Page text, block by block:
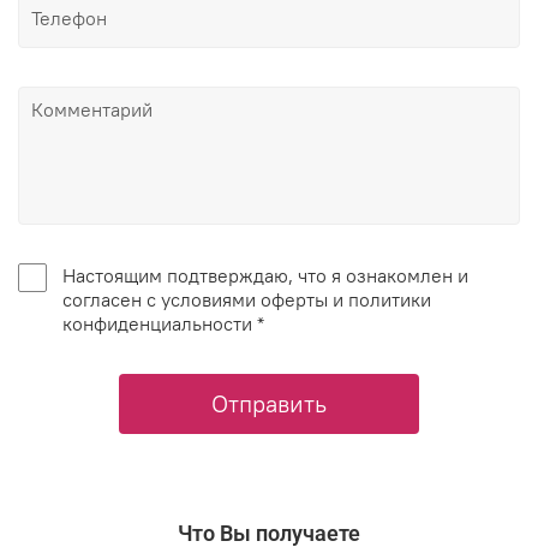
Настоящим подтверждаю, что я ознакомлен и
согласен с условиями оферты и политики
конфиденциальности *
Отправить
Что Вы получаете